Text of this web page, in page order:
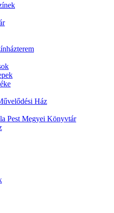
Ház
Pest Megyei Könyvtár